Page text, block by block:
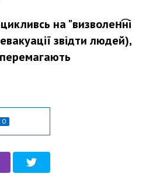
на "визволен͡ні
звідти людей),
0